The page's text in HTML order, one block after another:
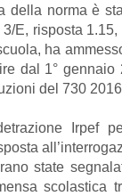
della norma è
E, risposta
ha
dal 1°
del 730
Irpef
state
scolastica